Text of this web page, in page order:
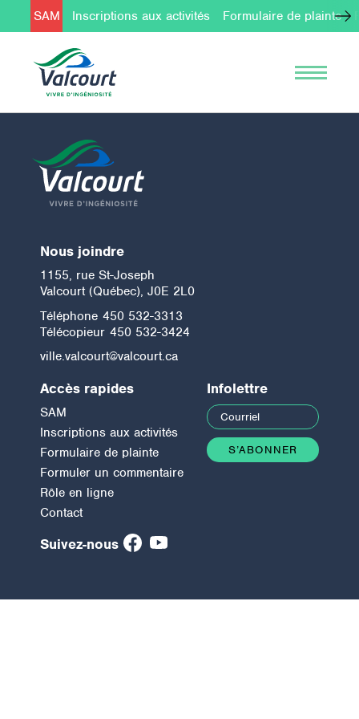
SAM Inscriptions aux activités Formulaire de plainte
Nous joindre
1155, rue St-Joseph
Valcourt (Québec), J0E 2L0
Téléphone 450 532-3313
Télécopieur 450 532-3424
ville.valcourt@valcourt.ca
Accès rapides
SAM
Inscriptions aux activités
Formulaire de plainte
Formuler un commentaire
Rôle en ligne
Contact
Suivez-nous
Infolettre